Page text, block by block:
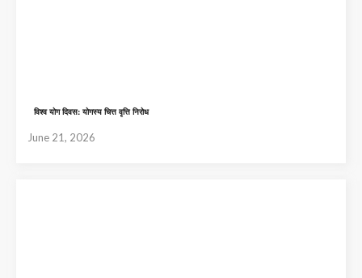
विश्व योग दिवस: योगस्य चित्त वृत्ति निरोध
June 21, 2026